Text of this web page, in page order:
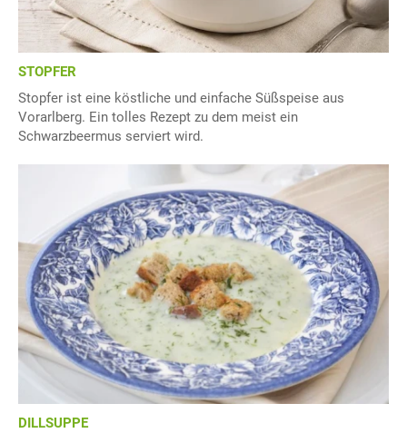
STOPFER
Stopfer ist eine köstliche und einfache Süßspeise aus
Vorarlberg. Ein tolles Rezept zu dem meist ein
Schwarzbeermus serviert wird.
DILLSUPPE